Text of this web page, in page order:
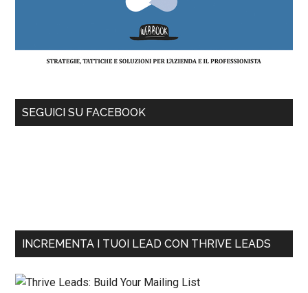
SEGUICI SU FACEBOOK
INCREMENTA I TUOI LEAD CON THRIVE LEADS